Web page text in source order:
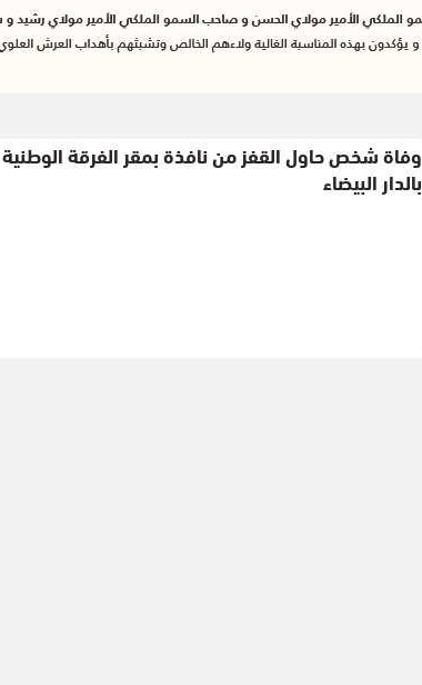
وفاة شخص حاول القفز من نافذة بمقر الفرقة الوطنية
بالدار البيضاء